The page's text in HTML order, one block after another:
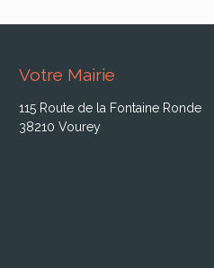
Votre Mairie
115 Route de la Fontaine Ronde
38210 Vourey